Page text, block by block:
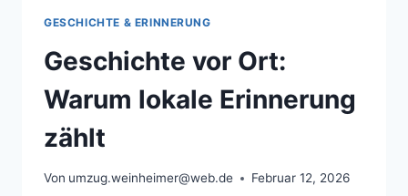
GESCHICHTE & ERINNERUNG
Geschichte vor Ort:
Warum lokale Erinnerung
zählt
Von umzug.weinheimer@web.de Februar 12, 2026